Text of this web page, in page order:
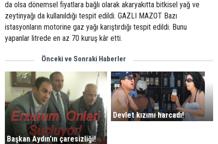
da olsa dönemsel fiyatlara bağlı olarak akaryakıtta bitkisel yağ ve
zeytinyağı da kullanıldığı tespit edildi. GAZLI MAZOT Bazı
istasyonların motorine gaz yağı karıştırdığı tespit edildi. Bunu
yapanlar litrede en az 70 kuruş kâr etti.
Önceki ve Sonraki Haberler
Başkan Aydın'ın çaresizliği!
Devlet kızımı harcadı!